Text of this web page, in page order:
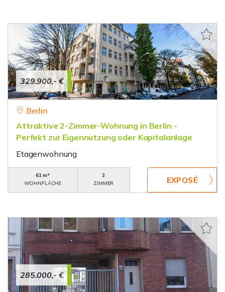
329.900,- €
Berlin
Attraktive 2-Zimmer-Wohnung in Berlin -
Perfekt zur Eigennutzung oder Kapitalanlage
Etagenwohnung
61 m²
WOHNFLÄCHE
2
ZIMMER
285.000,- €